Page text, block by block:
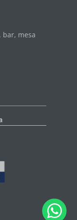
bar, mesa